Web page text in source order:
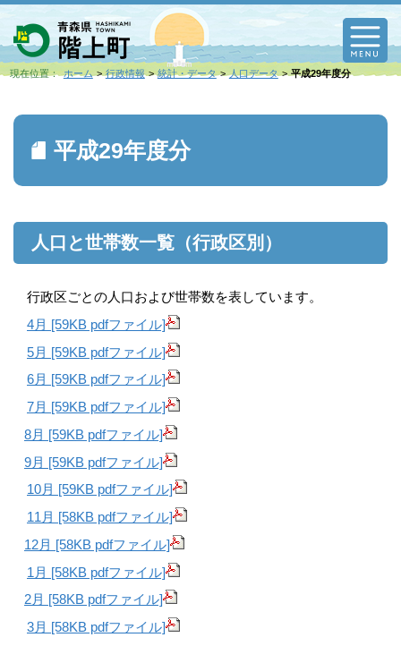
現在位置： ホーム 行政情報 統計・データ 人口データ 平成29年度分
平成29年度分
人口と世帯数一覧（行政区別）
行政区ごとの人口および世帯数を表しています。
4月 [59KB pdfファイル]
5月 [59KB pdfファイル]
6月 [59KB pdfファイル]
7月 [59KB pdfファイル]
8月 [59KB pdfファイル]
9月 [59KB pdfファイル]
10月 [59KB pdfファイル]
11月 [58KB pdfファイル]
12月 [58KB pdfファイル]
1月 [58KB pdfファイル]
2月 [58KB pdfファイル]
3月 [58KB pdfファイル]